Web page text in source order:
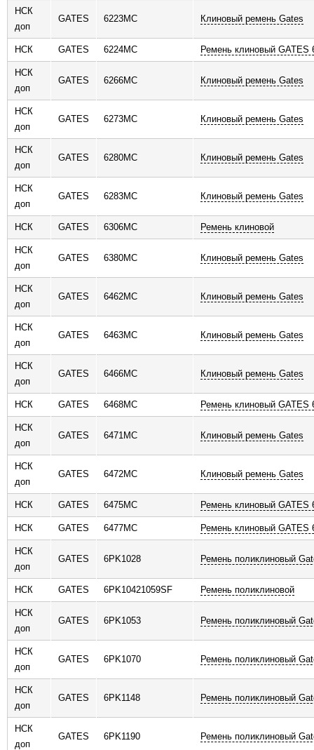
НСК
доп
GATES 6223MC Клиновый ремень Gates
НСК GATES 6224MC Ремень клиновый GATES
НСК
доп
GATES 6266MC Клиновый ремень Gates
НСК
доп
GATES 6273MC Клиновый ремень Gates
НСК
доп
GATES 6280MC Клиновый ремень Gates
НСК
доп
GATES 6283MC Клиновый ремень Gates
НСК GATES 6306MC Ремень клиновой
НСК
доп
GATES 6380MC Клиновый ремень Gates
НСК
доп
GATES 6462MC Клиновый ремень Gates
НСК
доп
GATES 6463MC Клиновый ремень Gates
НСК
доп
GATES 6466MC Клиновый ремень Gates
НСК GATES 6468MC Ремень клиновый GATES
НСК
доп
GATES 6471MC Клиновый ремень Gates
НСК
доп
GATES 6472MC Клиновый ремень Gates
НСК GATES 6475MC Ремень клиновый GATES
НСК GATES 6477MC Ремень клиновый GATES
НСК
доп
GATES 6PK1028 Ремень поликлиновый
НСК GATES 6PK10421059SF Ремень поликлиновой
НСК
доп
GATES 6PK1053 Ремень поликлиновый
НСК
доп
GATES 6PK1070 Ремень поликлиновый
НСК
доп
GATES 6PK1148 Ремень поликлиновый
НСК
доп
GATES 6PK1190 Ремень поликлиновый